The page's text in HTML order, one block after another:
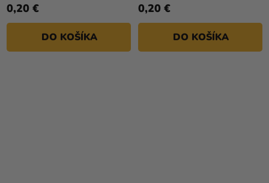
0,20 €
DO KOŠÍKA
0,20 €
DO KOŠÍKA